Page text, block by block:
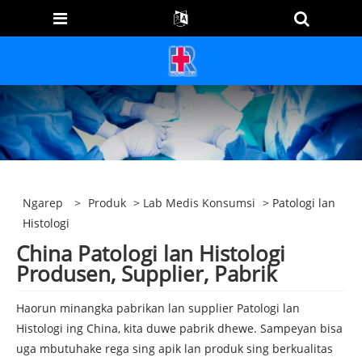
Ngarep > Produk > Lab Medis Konsumsi > Patologi lan
Histologi
China Patologi lan Histologi
Produsen, Supplier, Pabrik
Haorun minangka pabrikan lan supplier Patologi lan
Histologi ing China, kita duwe pabrik dhewe. Sampeyan bisa
uga mbutuhake rega sing apik lan produk sing berkualitas